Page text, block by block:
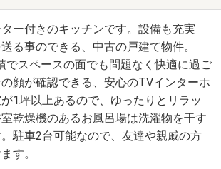
ー付きのキッチンです。設備も充実
る事のできる、中古の戸建て物件。
でスペースの面でも問題なく快適に過ご
顔が確認できる、安心のTVインターホ
1坪以上あるので、ゆったりとリラッ
乾燥機のあるお風呂場は洗濯物を干す
駐車2台可能なので、友達や親戚の方
す。